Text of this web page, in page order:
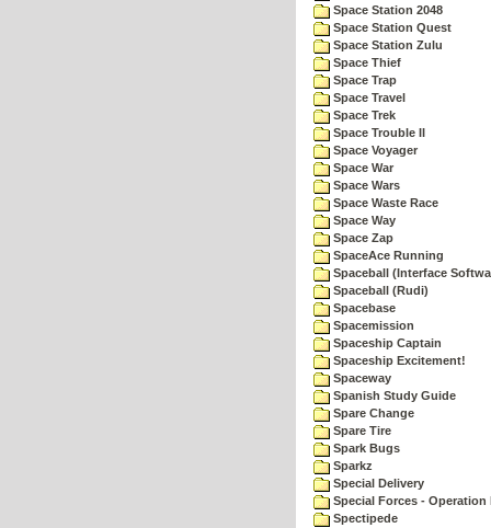
Space Station 2048
Space Station Quest
Space Station Zulu
Space Thief
Space Trap
Space Travel
Space Trek
Space Trouble II
Space Voyager
Space War
Space Wars
Space Waste Race
Space Way
Space Zap
SpaceAce Running
Spaceball (Interface
Spaceball (Rudi)
Spacebase
Spacemission
Spaceship Captain
Spaceship Excitement!
Spaceway
Spanish Study Guide
Spare Change
Spare Tire
Spark Bugs
Sparkz
Special Delivery
Special Forces - Operation
Spectipede